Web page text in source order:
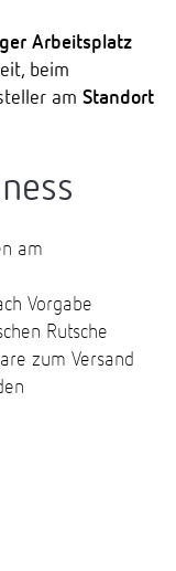
Arbeitsplatz
beim
am Standort
am
Vorgabe
Rutsche
zum Versand